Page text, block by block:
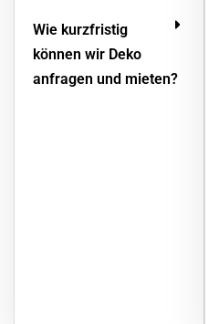
Wie kurzfristig
können wir Deko
anfragen und mieten?